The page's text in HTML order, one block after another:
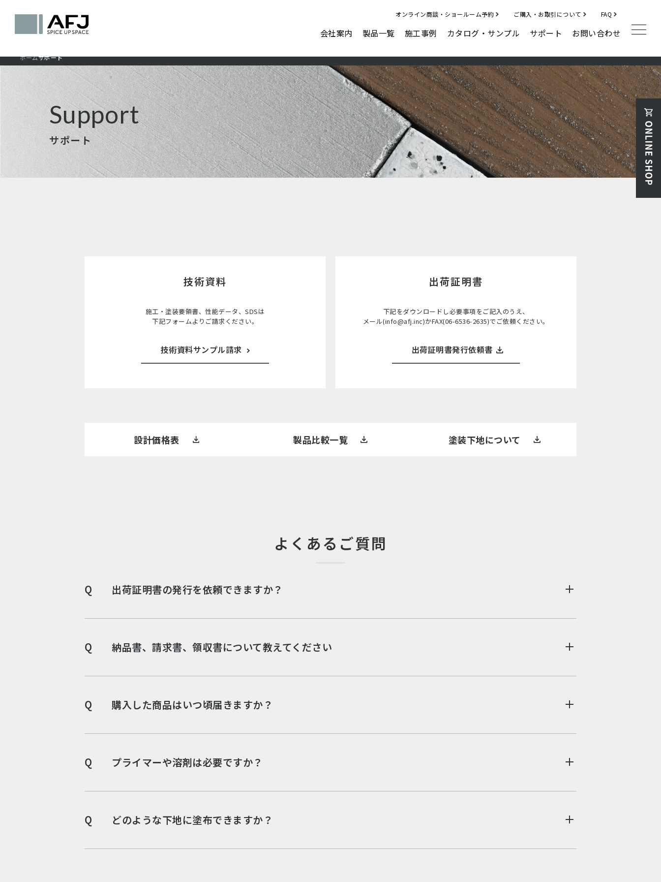
オンライン商談・ショールーム予約 ご購入・お取引について FAQ
会社案内
ビジョン
会社概要
AFJにできること
製品一覧
表面強化剤
ナノピクス
ダストプルーフHARD
ダストプルーフOA
ダストプルーフECO
ガレージ＆ウォール
水性塗料
アクアカラー for floor
アクアカラー for wall
アクアカラー duo tone
ペイントクリート彩
カラーフィット
塗るテクスチャーMETAL
補修材
クラックフィラー
ディボットパッチ
その他
ハルメジ
施工事例 カタログ・サンプル サポート お問い合わせ
ホームサポート
Support
サポート
技術資料
施工・塗装要領書、性能データ、SDSは
下記フォームよりご請求ください。
技術資料サンプル請求
出荷証明書
下記をダウンロードし必要事項をご記入のうえ、
メール(info@afj.inc)かFAX(06-6536-2635)でご依頼ください。
出荷証明書発行依頼書
設計価格表 製品比較一覧 塗装下地について
よくあるご質問
Q 出荷証明書の発行を依頼できますか？
Q 納品書、請求書、領収書について教えてください
Q 購入した商品はいつ頃届きますか？
Q プライマーや溶剤は必要ですか？
Q どのような下地に塗布できますか？